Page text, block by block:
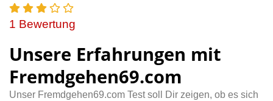
1 Bewertung
Unsere Erfahrungen mit
Fremdgehen69.com
Unser Fremdgehen69.com Test soll Dir zeigen, ob es sich